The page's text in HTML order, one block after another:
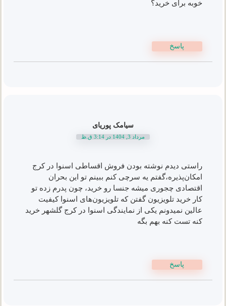
خوبه برای خرید؟
پاسخ
سیامک پوریای
مرداد 3, 1404 در 3:14 ق.ظ
راستی دیدم نوشته بودن فروش اقساطی اسنوا در کرج
امکان‌پذیره،گفتم یه سرچی کنم ببینم تو این بحران
اقتصادی چجوری میشه جنسا رو خرید، چون پدرم زده تو
کار خرید تلویزیون گفتن که تلویزیون‌های اسنوا کیفیت
عالین نمیدونم یکی از نمایندگی اسنوا در کرج گلشهر خرید
کنه تست کنه بهم بگه
پاسخ